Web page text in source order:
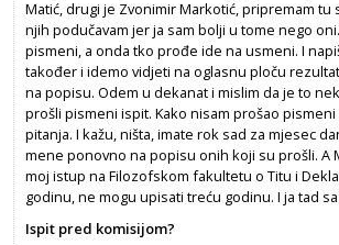
Matić, drugi je Zvonimir Markotić, pripremam
njih podučavam jer ja sam bolji u tome nego
pismeni, a onda tko prođe ide na usmeni. I
također i idemo vidjeti na oglasnu ploču
na popisu. Odem u dekanat i mislim da je to
prošli pismeni ispit. Kako nisam prošao
pitanja. I kažu, ništa, imate rok sad za mjesec
mene ponovno na popisu onih koji su prošli.
moj istup na Filozofskom fakultetu o Titu i
godinu, ne mogu upisati treću godinu. I ja tad
Ispit pred komisijom?